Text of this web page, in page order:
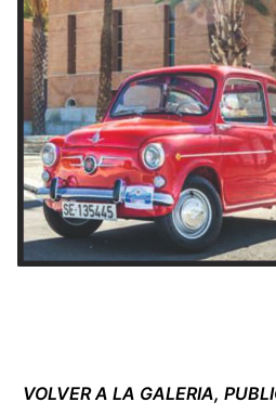
VOLVER A LA GALERIA,